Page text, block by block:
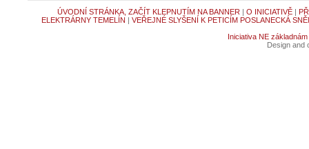
ÚVODNÍ STRÁNKA, ZAČÍT KLEPNUTÍM NA BANNER | O INICIATIVĚ|
ELEKTRÁRNY TEMELÍN | VEŘEJNÉ SLYŠENÍ K PETICÍM POSLANECKÁ
Iniciativa NE základnám
Design and